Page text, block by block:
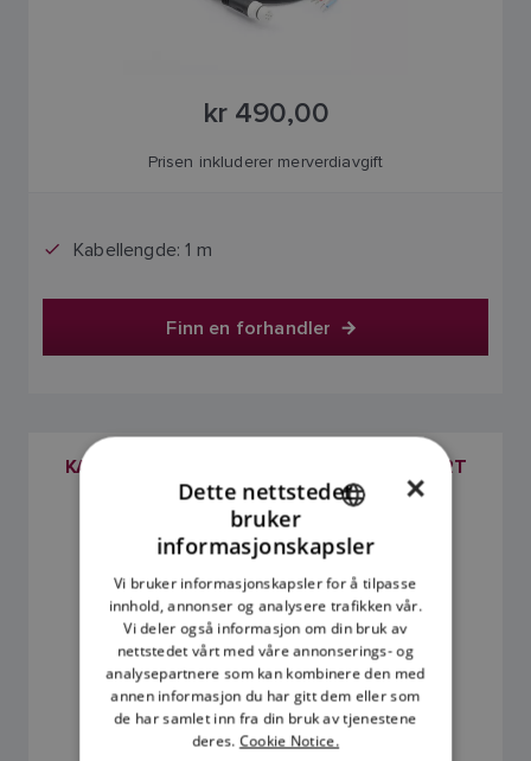
kr 490,00
Prisen inkluderer merverdiavgift
Kabellengde: 1 m
Finn en forhandler
KABEL MED SPURTILKOBLING TIL AVISOLERT
ENDEKONTAKT, 1 M
SKU: A06044
DANISH
ITALIAN
SWEDISH
GERMAN
×
Dette nettstedet
bruker
informasjonskapsler
Vi bruker informasjonskapsler for å tilpasse
innhold, annonser og analysere trafikken vår.
Vi deler også informasjon om din bruk av
nettstedet vårt med våre annonserings- og
analysepartnere som kan kombinere den med
annen informasjon du har gitt dem eller som
de har samlet inn fra din bruk av tjenestene
deres. Cookie Notice.